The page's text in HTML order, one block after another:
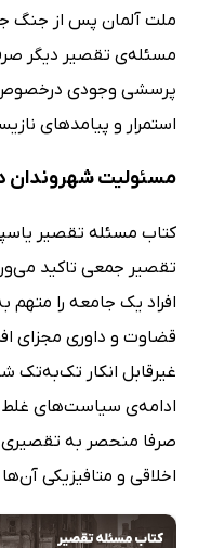
ملت آلمان پس از جنگ
مسئله‌ی تقصیر دیگر
پرسشی وجودی
استمرار و پیامدهای
مسئولیت شهروندان
کتاب مسئله تقصیر
تقصیر جمعی تاکید
افراد یک جامعه را
قضاوت و داوری مجزای
غیرقابل انکار
ادامه‌ی سیاست‌های غلط
صرفا منحصر به تقصیری
اخلاقی و متافیزیکی